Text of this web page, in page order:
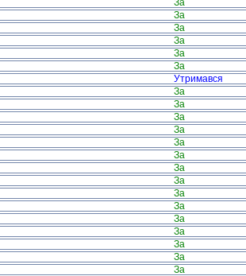
За
За
За
За
За
За
Утримався
За
За
За
За
За
За
За
За
За
За
За
За
За
За
За